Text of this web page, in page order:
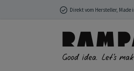
Zum Hauptinhalt springenDirekt vom Hersteller, Made